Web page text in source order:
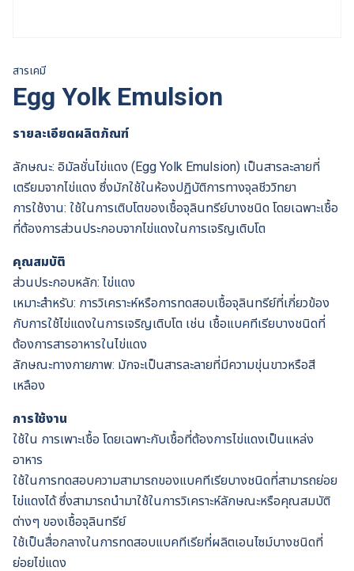
สารเคมี
Egg Yolk Emulsion
รายละเอียดผลิตภัณฑ์
ลักษณะ: อิมัลชั่นไข่แดง (Egg Yolk Emulsion) เป็นสารละลายที่
เตรียมจากไข่แดง ซึ่งมักใช้ในห้องปฏิบัติการทางจุลชีววิทยา
การใช้งาน: ใช้ในการเติบโตของเชื้อจุลินทรีย์บางชนิด โดยเฉพาะเชื้อ
ที่ต้องการส่วนประกอบจากไข่แดงในการเจริญเติบโต
คุณสมบัติ
ส่วนประกอบหลัก: ไข่แดง
เหมาะสำหรับ: การวิเคราะห์หรือการทดสอบเชื้อจุลินทรีย์ที่เกี่ยวข้อง
กับการใช้ไข่แดงในการเจริญเติบโต เช่น เชื้อแบคทีเรียบางชนิดที่
ต้องการสารอาหารในไข่แดง
ลักษณะทางกายภาพ: มักจะเป็นสารละลายที่มีความขุ่นขาวหรือสี
เหลือง
การใช้งาน
ใช้ใน การเพาะเชื้อ โดยเฉพาะกับเชื้อที่ต้องการไข่แดงเป็นแหล่ง
อาหาร
ใช้ในการทดสอบความสามารถของแบคทีเรียบางชนิดที่สามารถย่อย
ไข่แดงได้ ซึ่งสามารถนำมาใช้ในการวิเคราะห์ลักษณะหรือคุณสมบัติ
ต่างๆ ของเชื้อจุลินทรีย์
ใช้เป็นสื่อกลางในการทดสอบแบคทีเรียที่ผลิตเอนไซม์บางชนิดที่
ย่อยไข่แดง